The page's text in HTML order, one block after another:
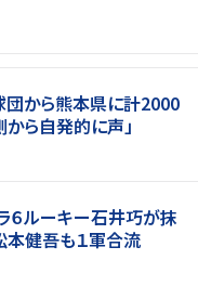
球団から熊本県に計2000
ら自発的に声」
ラ６ルーキー石井巧が抹
健吾も１軍合流